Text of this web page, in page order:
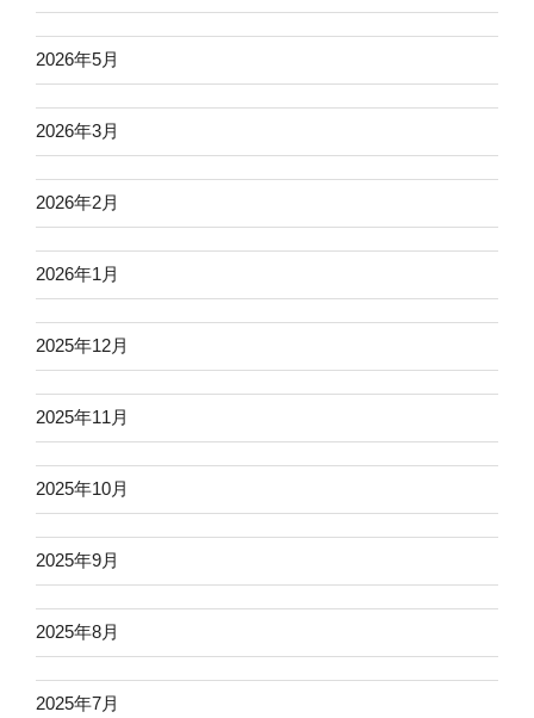
2026年5月
2026年3月
2026年2月
2026年1月
2025年12月
2025年11月
2025年10月
2025年9月
2025年8月
2025年7月